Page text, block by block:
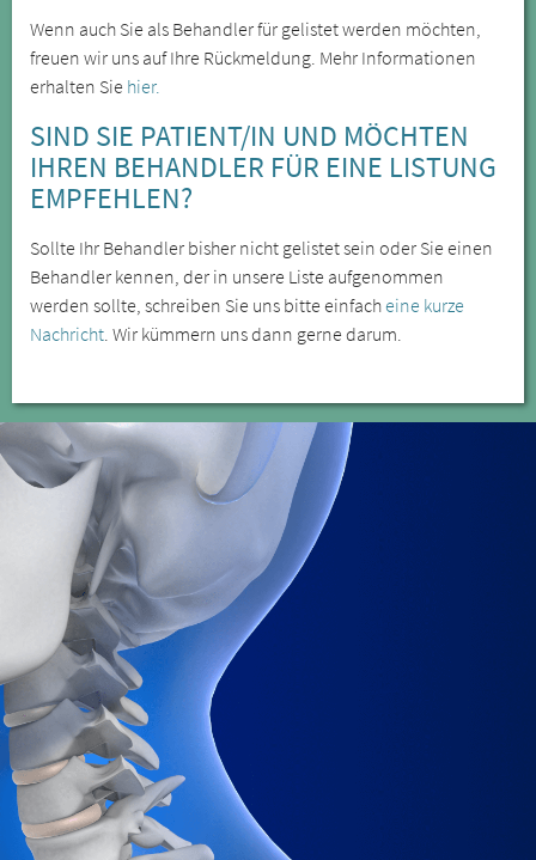
Wenn auch Sie als Behandler für gelistet werden möchten,
freuen wir uns auf Ihre Rückmeldung. Mehr Informationen
erhalten Sie hier.
SIND SIE PATIENT/IN UND MÖCHTEN
IHREN BEHANDLER FÜR EINE LISTUNG
EMPFEHLEN?
Sollte Ihr Behandler bisher nicht gelistet sein oder Sie einen
Behandler kennen, der in unsere Liste aufgenommen
werden sollte, schreiben Sie uns bitte einfacheine kurze
Nachricht . Wir kümmern uns dann gerne darum.